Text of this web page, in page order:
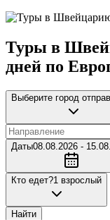
Туры в
дней по
Выберите город
Даты08.08.2026 -
Кто едет?1 взрослый
Найти